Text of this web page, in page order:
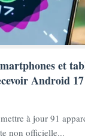
et
Android 17
à jour 91
non officielle...